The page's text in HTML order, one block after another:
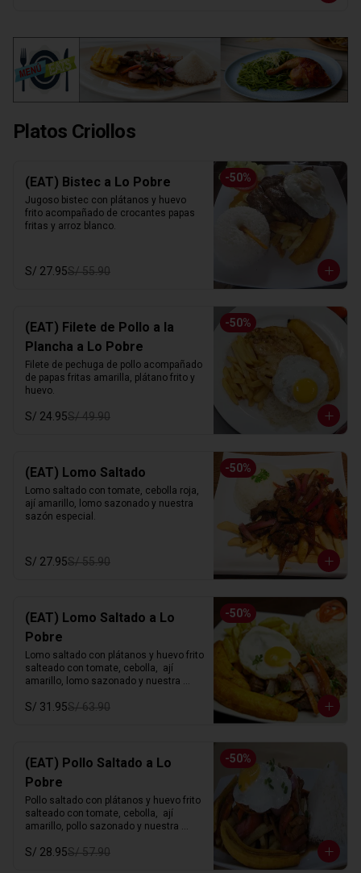
Platos Criollos
-50%
(EAT) Bistec a Lo Pobre
Jugoso bistec con plátanos y huevo
frito acompañado de crocantes papas
fritas y arroz blanco.
S/ 27.95S/ 55.90
-50%
(EAT) Filete de Pollo a la
Plancha a Lo Pobre
Filete de pechuga de pollo acompañado
de papas fritas amarilla, plátano frito y
huevo.
S/ 24.95S/ 49.90
-50%
(EAT) Lomo Saltado
Lomo saltado con tomate, cebolla roja,
ají amarillo, lomo sazonado y nuestra
sazón especial.
S/ 27.95S/ 55.90
-50%
(EAT) Lomo Saltado a Lo
Pobre
Lomo saltado con plátanos y huevo frito
salteado con tomate, cebolla,  ají
amarillo, lomo sazonado y nuestra
S/ 31.95S/ 63.90
-50%
(EAT) Pollo Saltado a Lo
Pobre
Pollo saltado con plátanos y huevo frito
salteado con tomate, cebolla,  ají
amarillo, pollo sazonado y nuestra
S/ 28.95S/ 57.90